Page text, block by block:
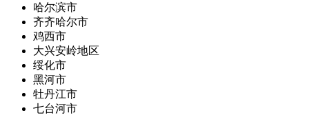
哈尔滨市
齐齐哈尔市
鸡西市
大兴安岭地区
绥化市
黑河市
牡丹江市
七台河市